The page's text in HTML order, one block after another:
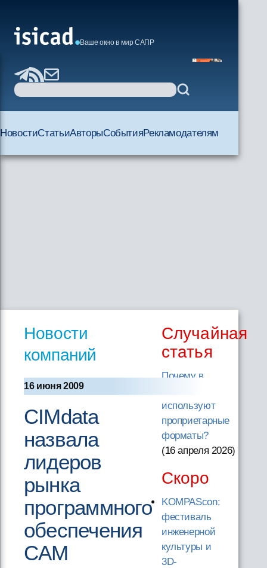
Ваше окно в мир САПР
НовостиСтатьиАвторыСобытияРекламодателям
Новости
компаний
16 июня 2009
CIMdata
назвала
лидеров
рынка
программного
обеспечения
CAM
Случайная
статья
Почему в
используют
проприетарные
форматы?
(16 апреля 2026)
Скоро
KOMPAScon:
фестиваль
инженерной
культуры и
3D-